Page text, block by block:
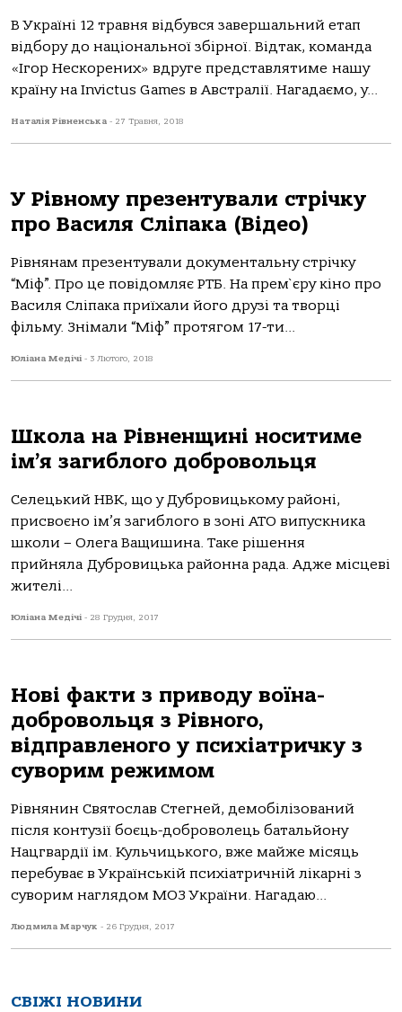
В Україні 12 травня відбувся завершальний етап
відбору до національної збірної. Відтак, команда
«Ігор Нескорених» вдруге представлятиме нашу
країну на Invictus Games в Австралії. Нагадаємо, у...
Наталія Рівненська - 27 Травня, 2018
У Рівному презентували стрічку
про Василя Сліпака (Відео)
Рівнянам презентували документальну стрічку
“Міф”. Про це повідомляє РТБ. На прем`єру кіно про
Василя Сліпака приїхали його друзі та творці
фільму. Знімали “Міф” протягом 17-ти...
Юліана Медічі - 3 Лютого, 2018
Школа на Рівненщині носитиме
ім’я загиблого добровольця
Селецький НВК, що у Дубровицькому районі,
присвоєно ім’я загиблого в зоні АТО випускника
школи – Олега Ващишина. Таке рішення
прийняла Дубровицька районна рада. Адже місцеві
жителі...
Юліана Медічі - 28 Грудня, 2017
Нові факти з приводу воїна-
добровольця з Рівного,
відправленого у психіатричку з
суворим режимом
Рівнянин Святослав Стегней, демобілізований
після контузії боєць-доброволець батальйону
Нацгвардії ім. Кульчицького, вже майже місяць
перебуває в Українській психіатричній лікарні з
суворим наглядом МОЗ України. Нагадаю...
Людмила Марчук - 26 Грудня, 2017
СВІЖІ НОВИНИ